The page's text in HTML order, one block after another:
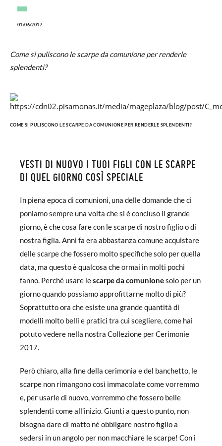
01/06/2017
Come si puliscono le scarpe da comunione per renderle
splendenti?
COME SI PULISCONO LE SCARPE DA COMUNIONE PER RENDERLE SPLENDENTI?
VESTI DI NUOVO I TUOI FIGLI CON LE SCARPE
DI QUEL GIORNO COSÌ SPECIALE
In piena epoca di comunioni, una delle domande che ci
poniamo sempre una volta che si è concluso il grande
giorno, è che cosa fare con le scarpe di nostro figlio o di
nostra figlia. Anni fa era abbastanza comune acquistare
delle scarpe che fossero molto specifiche solo per quella
data, ma questo è qualcosa che ormai in molti pochi
fanno. Perché usare lescarpe da comunionesolo per un
giorno quando possiamo approfittarne molto di più?
Soprattutto ora che esiste una grande quantità di
modelli molto belli e pratici tra cui scegliere, come hai
potuto vedere nella nostra Collezione per Cerimonie
2017.
Però chiaro, alla fine della cerimonia e del banchetto, le
scarpe non rimangono così immacolate come vorremmo
e, per usarle di nuovo, vorremmo che fossero belle
splendenti come all’inizio. Giunti a questo punto, non
bisogna dare di matto né obbligare nostro figlio a
sedersi in un angolo per non macchiare le scarpe! Con i